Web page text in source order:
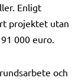
Enligt
projektet utan
000 euro.
och